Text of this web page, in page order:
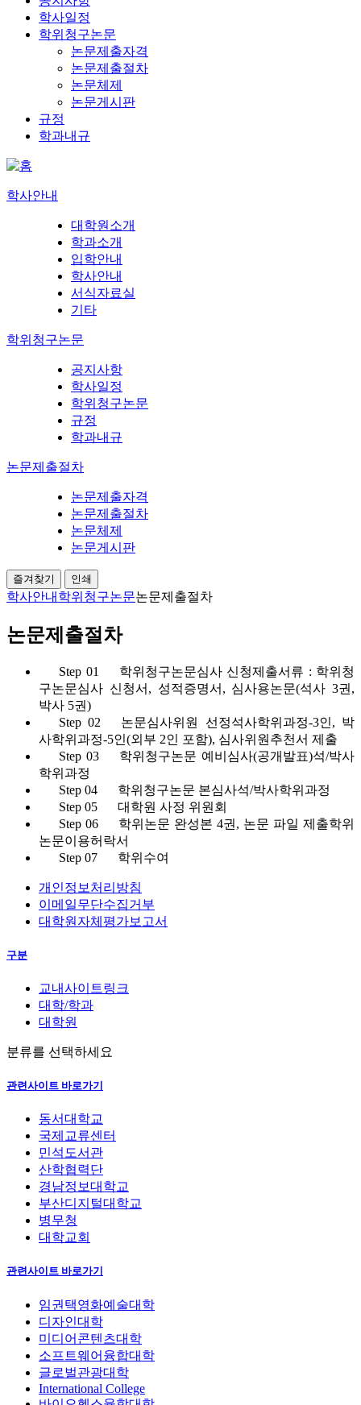
학사일정
학위청구논문
논문제출자격
논문제출절차
논문체제
논문게시판
규정
학과내규
학사안내
대학원소개
학과소개
입학안내
학사안내
서식자료실
기타
학위청구논문
공지사항
학사일정
학위청구논문
규정
학과내규
논문제출절차
논문제출자격
논문제출절차
논문체제
논문게시판
즐겨찾기 인쇄
학사안내 학위청구논문논문제출절차
논문제출절차
Step 01 학위청구논문심사 신청제출서류 : 학위청
구논문심사 신청서, 성적증명서, 심사용논문(석사 3권,
박사 5권)
Step 02
논문심사위원 선정석사학위과정-3인, 박
사학위과정-5인(외부 2인 포함), 심사위원추천서 제출
Step 03
학위청구논문 예비심사(공개발표)석/박사
학위과정
Step 04
학위청구논문 본심사석/박사학위과정
Step 05
대학원 사정 위원회
Step 06
학위논문 완성본 4권, 논문 파일 제출학위
논문이용허락서
Step 07
학위수여
개인정보처리방침
이메일무단수집거부
대학원자체평가보고서
구분
교내사이트링크
대학/학과
대학원
분류를 선택하세요
관련사이트 바로가기
동서대학교
국제교류센터
민석도서관
산학협력단
경남정보대학교
부산디지털대학교
병무청
대학교회
관련사이트 바로가기
임권택영화예술대학
디자인대학
미디어콘텐츠대학
소프트웨어융합대학
글로벌관광대학
International College